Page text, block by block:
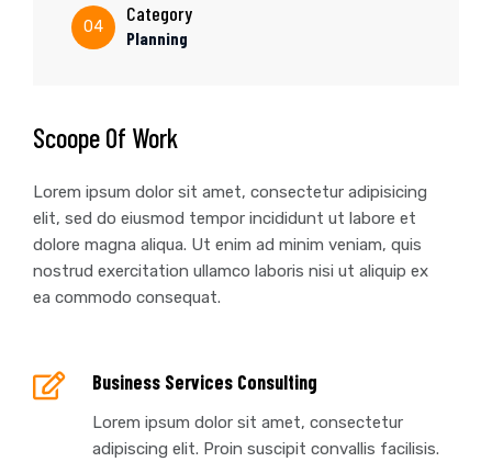
04
Category
Planning
Scoope Of Work
Lorem ipsum dolor sit amet, consectetur adipisicing
elit, sed do eiusmod tempor incididunt ut labore et
dolore magna aliqua. Ut enim ad minim veniam, quis
nostrud exercitation ullamco laboris nisi ut aliquip ex
ea commodo consequat.
Business Services Consulting
Lorem ipsum dolor sit amet, consectetur
adipiscing elit. Proin suscipit convallis facilisis.